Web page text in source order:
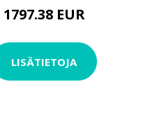
1797.38 EUR
LISÄTIETOJA